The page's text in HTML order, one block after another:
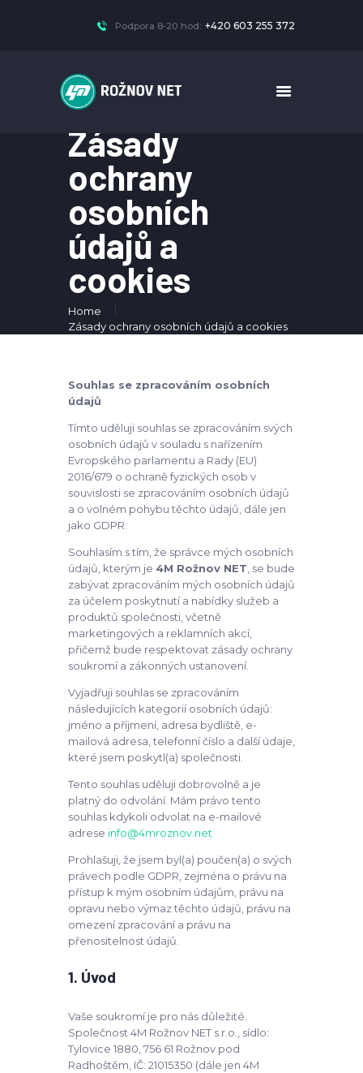
Podpora 8-20 hod: +420 603 255 372
Zásady
ochrany
osobních
údajů a
cookies
Home
Zásady ochrany osobních údajů a cookies
Souhlas se zpracováním osobních
údajů
Tímto uděluji souhlas se zpracováním svých
osobních údajů v souladu s nařízením
Evropského parlamentu a Rady (EU)
2016/679 o ochraně fyzických osob v
souvislosti se zpracováním osobních údajů
a o volném pohybu těchto údajů, dále jen
jako GDPR.
Souhlasím s tím, že správce mých osobních
údajů, kterým je 4M Rožnov NET, se bude
zabývat zpracováním mých osobních údajů
za účelem poskytnutí a nabídky služeb a
produktů společnosti, včetně
marketingových a reklamních akcí,
přičemž bude respektovat zásady ochrany
soukromí a zákonných ustanovení.
Vyjadřuji souhlas se zpracováním
následujících kategorií osobních údajů:
jméno a příjmení, adresa bydliště, e-
mailová adresa, telefonní číslo a další údaje,
které jsem poskytl(a) společnosti.
Tento souhlas uděluji dobrovolně a je
platný do odvolání. Mám právo tento
souhlas kdykoli odvolat na e-mailové
adrese info@4mroznov.net
Prohlašuji, že jsem byl(a) poučen(a) o svých
právech podle GDPR, zejména o právu na
přístup k mým osobním údajům, právu na
opravu nebo výmaz těchto údajů, právu na
omezení zpracování a právu na
přenositelnost údajů.
1. Úvod
Vaše soukromí je pro nás důležité.
Společnost 4M Rožnov NET s.r.o., sídlo:
Tylovice 1880, 756 61 Rožnov pod
Radhoštěm, IČ: 21015350 (dále jen 4M